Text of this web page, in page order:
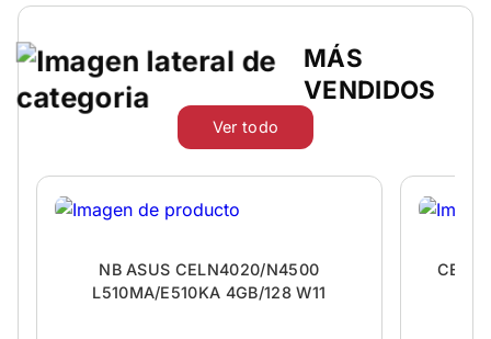
MÁS
VENDIDOS
Ver todo
NB ASUS CELN4020/N4500
L510MA/E510KA 4GB/128 W11